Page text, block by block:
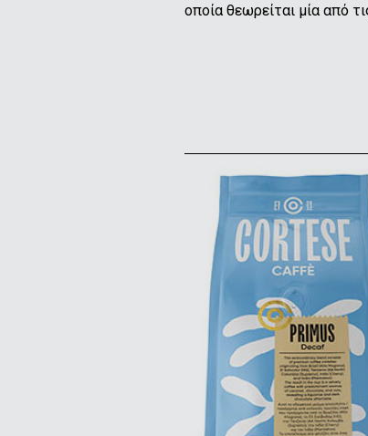
οποία θεωρείται μία από